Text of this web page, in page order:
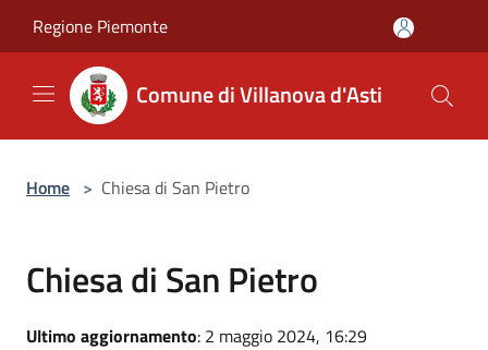
Regione Piemonte
Comune di Villanova d'Asti
Home > Chiesa di San Pietro
Chiesa di San Pietro
Ultimo aggiornamento: 2 maggio 2024, 16:29